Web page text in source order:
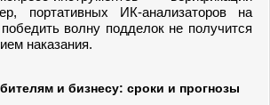
портативных ИК-анализаторов на
волну подделок не получится
наказания.
и бизнесу: сроки и прогнозы